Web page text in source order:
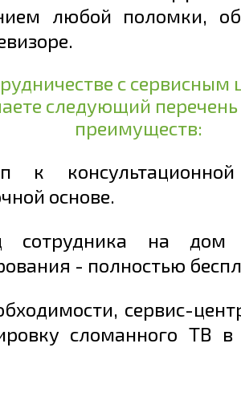
любой поломки,
с сервисным
следующий
преимуществ:
к
основе.
сотрудника на дом
- полностью
сервис-
сломанного ТВ